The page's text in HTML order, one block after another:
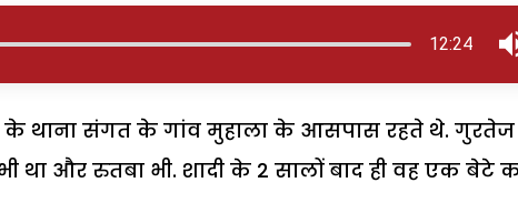
12:24
के थाना संगत के गांव मुहाला के आसपास रहते थे. गुरतेज
था और रुतबा भी. शादी के 2 सालों बाद ही वह एक बेटे